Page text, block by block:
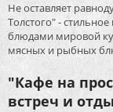
Не оставляет
Толстого" -
блюдами мировой
мясных и рыбных
"Кафе на
встреч и